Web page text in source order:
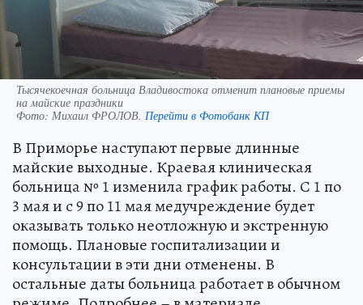
Тысячекоечная больница Владивостока отменит плановые приемы
на майские праздники
Фото: Михаил ФРОЛОВ. Перейти в Фотобанк КП
В Приморье наступают первые длинные
майские выходные. Краевая клиническая
больница № 1 изменила график работы. С 1 по
3 мая и с 9 по 11 мая медучреждение будет
оказывать только неотложную и экстренную
помощь. Плановые госпитализации и
консультации в эти дни отменены. В
остальные даты больница работает в обычном